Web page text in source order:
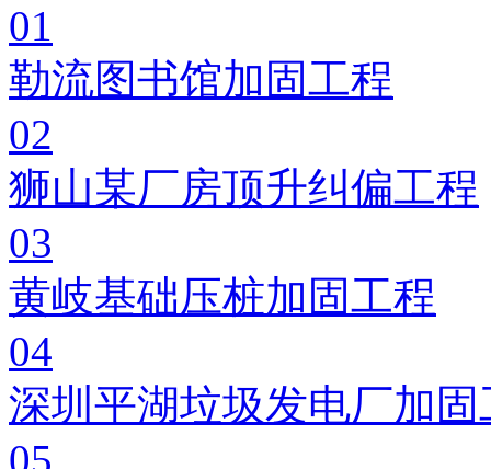
01
勒流图书馆加固工程
02
狮山某厂房顶升纠偏工程
03
黄岐基础压桩加固工程
04
深圳平湖垃圾发电厂加固